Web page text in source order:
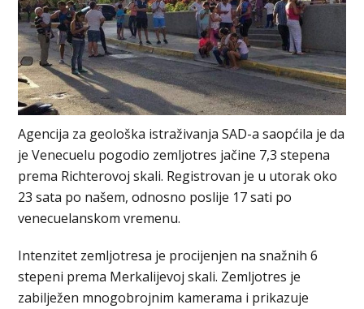
Agencija za geološka istraživanja SAD-a saopćila je da
je Venecuelu pogodio zemljotres jačine 7,3 stepena
prema Richterovoj skali. Registrovan je u utorak oko
23 sata po našem, odnosno poslije 17 sati po
venecuelanskom vremenu.
Intenzitet zemljotresa je procijenjen na snažnih 6
stepeni prema Merkalijevoj skali. Zemljotres je
zabilježen mnogobrojnim kamerama i prikazuje